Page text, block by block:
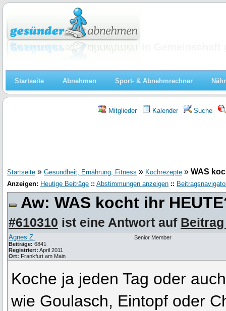
Startseite Abnehmen Sport- & Abnehmrechner
Mitglieder Kalender Suche
Startseite » Gesundheit, Ernährung, Fitness » Kochrezepte » WAS
Anzeigen: Heutige Beiträge :: Abstimmungen anzeigen ::
Aw: WAS kocht ihr
#610310 ist eine Antwort auf Beitrag
Agnes Z.
Beiträge: 6841
Registriert: April 2011
Ort: Frankfurt am Main
Senior Member
Koche ja jeden Tag oder
wie Goulasch, Eintopf oder